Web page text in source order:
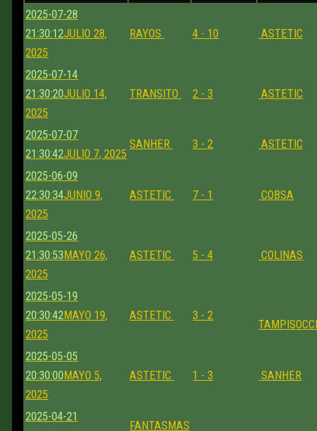
2025-07-28
21:30:12JULIO 28,
2025
RAYOS 4 - 10 ASTETIC
2025-07-14
21:30:20JULIO 14,
2025
TRANSITO 2 - 3 ASTETIC
2025-07-07
21:30:42JULIO 7, 2025
SANHER 3 - 2 ASTETIC
2025-06-09
22:30:34JUNIO 9,
2025
ASTETIC 7 - 1 COBSA
2025-05-26
21:30:53MAYO 26,
2025
ASTETIC 5 - 4 COLINAS
2025-05-19
20:30:42MAYO 19,
2025
ASTETIC 3 - 2
2025-05-05
20:30:00MAYO 5,
2025
ASTETIC 1 - 3 SANHER
2025-04-21
FANTASMAS